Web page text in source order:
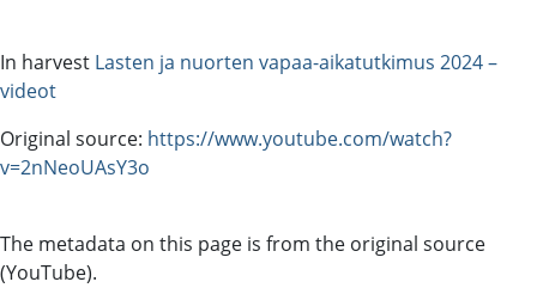
In harvest Lasten ja nuorten vapaa-aikatutkimus 2024 –
videot
Original source: https://www.youtube.com/watch?
v=2nNeoUAsY3o
The metadata on this page is from the original source
(YouTube).